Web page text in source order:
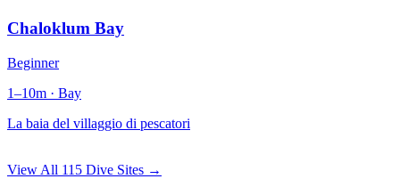
Chaloklum Bay
Beginner
1–10m · Bay
La baia del villaggio di pescatori
View All 115 Dive Sites →